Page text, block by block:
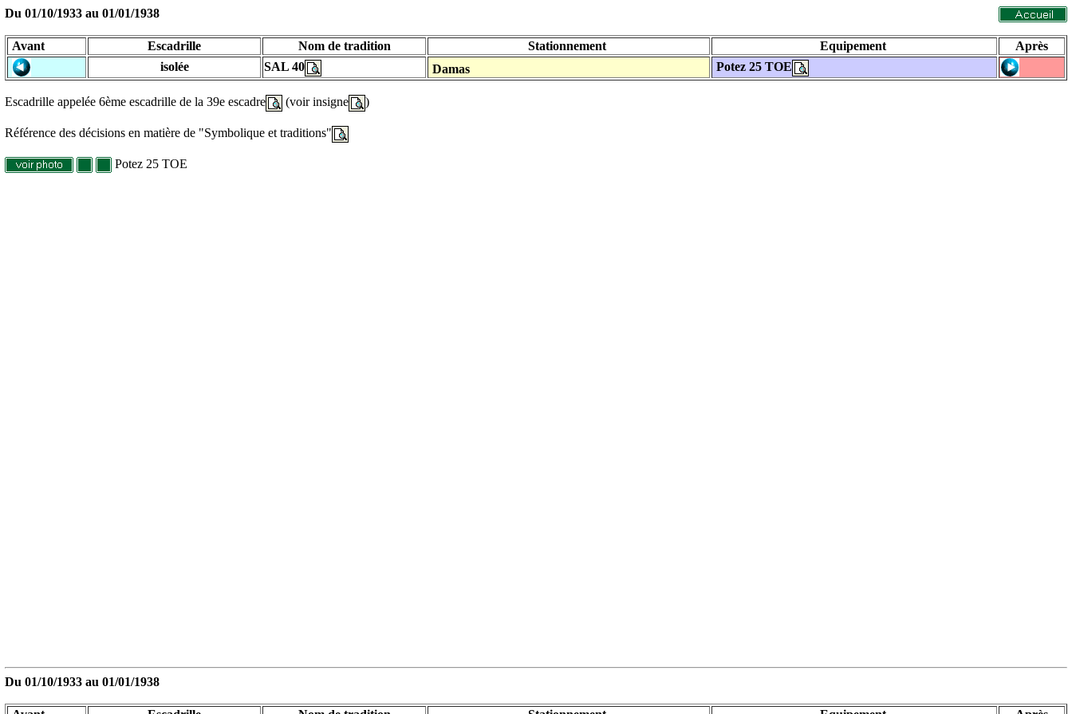
Du 01/10/1933 au 01/01/1938
Avant Escadrille Nom de tradition Stationnement Equipement
Après
isolée
SAL 40 Damas Potez 25 TOE
Escadrille appelée 6ème escadrille de la 39e escadre (voir insigne )
Référence des décisions en matière de "Symbolique et traditions"
Potez 25 TOE
Du 01/10/1933 au 01/01/1938